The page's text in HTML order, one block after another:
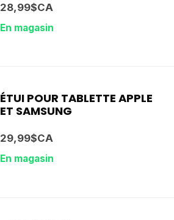
28,99$CA
En magasin
ÉTUI POUR TABLETTE APPLE
ET SAMSUNG
29,99$CA
En magasin